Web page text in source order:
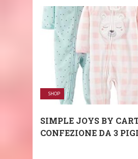
SHOP
SIMPLE JOYS BY
CONFEZIONE DA 3